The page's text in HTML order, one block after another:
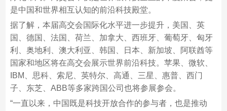
是中国和世界相互认知的前沿科技殿堂。
据了解，本届高交会国际化水平进一步提升，美国、英
国、德国、法国、荷兰、加拿大、西班牙、葡萄牙、匈牙
利、奥地利、澳大利亚、韩国、日本、新加坡、阿联酋等
国家和地区将在高交会展示世界前沿科技。苹果、微软、
IBM、思科、索尼、英特尔、高通、三星、惠普、西门
子、东芝、ABB等多家跨国公司也将参展参会。
“一直以来，中国既是科技开放合作的参与者，也是推动